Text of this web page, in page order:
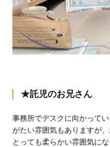
★託児のお兄さん
事務所でデスクに向かって
がたい雰囲気もありますが
とっても柔らかい雰囲気に